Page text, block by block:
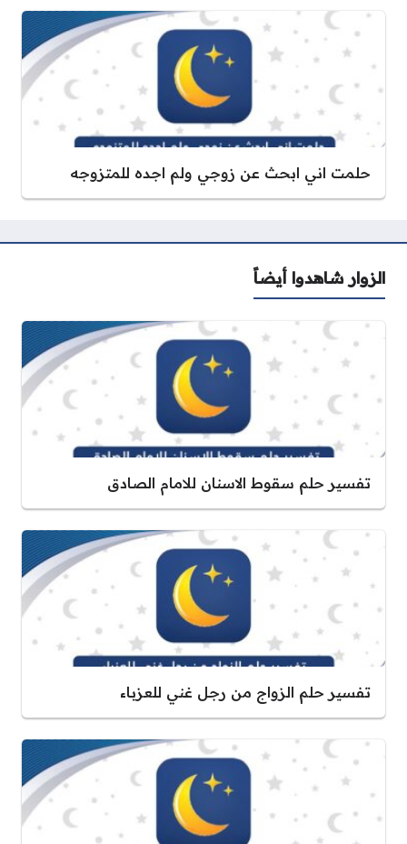
حلمت اني ابحث عن زوجي ولم اجده للمتزوجه
الزوار شاهدوا أيضاً
تفسير حلم سقوط الاسنان للامام الصادق
تفسير حلم الزواج من رجل غني للعزباء